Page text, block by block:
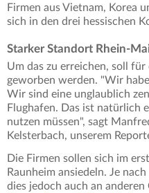
Firmen aus Vietnam, Korea
sich in den drei hessischen
Starker Standort Rhein-
Um das zu erreichen, soll
geworben werden. "Wir
Wir sind eine unglaublich
Flughafen. Das ist natürlich
nutzen müssen", sagt
Kelsterbach, unserem
Die Firmen sollen sich im
Raunheim ansiedeln. Je
dies jedoch auch an anderen